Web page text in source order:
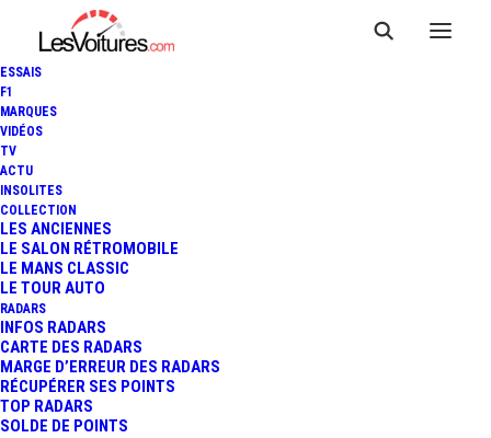
ESSAIS
F1
MARQUES
VIDÉOS
TV
ACTU
INSOLITES
COLLECTION
LES ANCIENNES
LE SALON RÉTROMOBILE
LE MANS CLASSIC
LE TOUR AUTO
RADARS
INFOS RADARS
CARTE DES RADARS
MARGE D’ERREUR DES RADARS
RÉCUPÉRER SES POINTS
TOP RADARS
SOLDE DE POINTS
19 avril 2026